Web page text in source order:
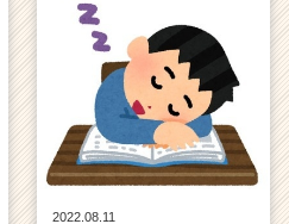
2022.08.11